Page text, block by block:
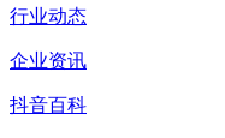
行业动态
企业资讯
抖音百科